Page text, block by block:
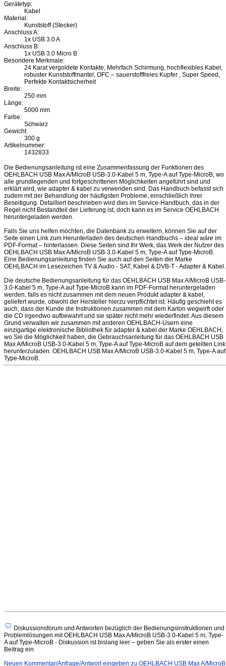
Gerätetyp:
Kabel
Material:
Kunststoff (Stecker)
Anschluss A:
1x USB 3.0 A
Anschluss B:
1x USB 3.0 Micro B
Besondere Merkmale:
24 Karat vergoldete Kontakte, Mehrfach Schirmung, hochflexibles Kabel,
robuster Kunststoffmantel, OFC – sauerstofffreies Kupfer , Super Speed,
Perfekte Kontaktsicherheit
Breite:
250 mm
Länge:
5000 mm
Farbe:
Schwarz
Gewicht:
300 g
Artikelnummer:
1432833
Die Bedienungsanleitung ist eine Zusammenfassung der Funktionen des
OEHLBACH USB Max A/MicroB USB-3.0-Kabel 5 m, Type-A auf Type-MicroB, wo
alle grundlegenden und fortgeschrittenen Möglichkeiten angeführt sind und
erklärt wird, wie adapter & kabel zu verwenden sind. Das Handbuch befasst sich
zudem mit der Behandlung der häufigsten Probleme, einschließlich ihrer
Beseitigung. Detailliert beschrieben wird dies im Service-Handbuch, das in der
Regel nicht Bestandteil der Lieferung ist, doch kann es im Service OEHLBACH
heruntergeladen werden.
Falls Sie uns helfen möchten, die Datenbank zu erweitern, können Sie auf der
Seite einen Link zum Herunterladen des deutschen Handbuchs – ideal wäre im
PDF-Format – hinterlassen. Diese Seiten sind Ihr Werk, das Werk der Nutzer des
OEHLBACH USB Max A/MicroB USB-3.0-Kabel 5 m, Type-A auf Type-MicroB.
Eine Bedienungsanleitung finden Sie auch auf den Seiten der Marke
OEHLBACH im Lesezeichen TV & Audio - SAT, Kabel & DVB-T - Adapter & Kabel.
Die deutsche Bedienungsanleitung für das OEHLBACH USB Max A/MicroB USB-
3.0-Kabel 5 m, Type-A auf Type-MicroB kann im PDF-Format heruntergeladen
werden, falls es nicht zusammen mit dem neuen Produkt adapter & kabel,
geliefert wurde, obwohl der Hersteller hierzu verpflichtet ist. Häufig geschieht es
auch, dass der Kunde die Instruktionen zusammen mit dem Karton wegwirft oder
die CD irgendwo aufbewahrt und sie später nicht mehr wiederfindet. Aus diesem
Grund verwalten wir zusammen mit anderen OEHLBACH-Usern eine
einzigartige elektronische Bibliothek für adapter & kabel der Marke OEHLBACH,
wo Sie die Möglichkeit haben, die Gebrauchsanleitung für das OEHLBACH USB
Max A/MicroB USB-3.0-Kabel 5 m, Type-A auf Type-MicroB auf dem geteilten Link
herunterzuladen. OEHLBACH USB Max A/MicroB USB-3.0-Kabel 5 m, Type-A auf
Type-MicroB.
Diskussionsforum und Antworten bezüglich der Bedienungsinstruktionen und
Problemlösungen mit OEHLBACH USB Max A/MicroB USB-3.0-Kabel 5 m, Type-
A auf Type-MicroB - Diskussion ist bislang leer – geben Sie als erster einen
Beitrag ein
Neuen Kommentar/Anfrage/Antwort eingeben zu OEHLBACH USB Max A/MicroB